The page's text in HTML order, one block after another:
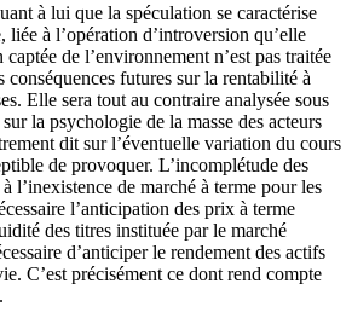
à lui que la spéculation se caractérise
à l’opération d’introversion qu’elle
de l’environnement n’est pas traitée
conséquences futures sur la rentabilité à
Elle sera tout au contraire analysée sous
la psychologie de la masse des acteurs
dit sur l’éventuelle variation du cours
de provoquer. L’incomplétude des
l’inexistence de marché à terme pour les
l’anticipation des prix à terme
des titres instituée par le marché
d’anticiper le rendement des actifs
C’est précisément ce dont rend compte